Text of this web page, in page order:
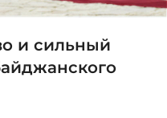
и сильный